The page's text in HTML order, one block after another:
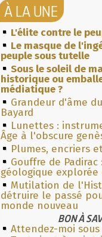
À LA UNE
L'élite contre le
Le masque de
peuple sous tutelle
Sous le soleil de
historique ou
médiatique ?
Grandeur d'âme
Bayard
Lunettes :
Âge à l'obscure
Plumes, encriers
Gouffre de
géologique explorée
Mutilation de
détruire le passé
monde nouveau
BON À
Attendez-moi